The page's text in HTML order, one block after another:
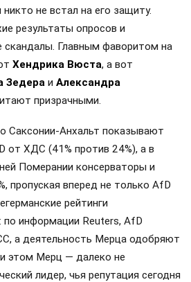
не встал на его защиту.
результаты опросов и
скандалы. Главным фаворитом на
Хендрика Вюста, а вот
Зедера и Александра
призрачными.
Саксонии-Анхальт показывают
от ХДС (41% против 24%), а в
Померании консерваторы и
пропуская вперед не только AfD
рейтинги
информации Reuters, AfD
а деятельность Мерца одобряют
этом Мерц — далеко не
лидер, чья репутация сегодня